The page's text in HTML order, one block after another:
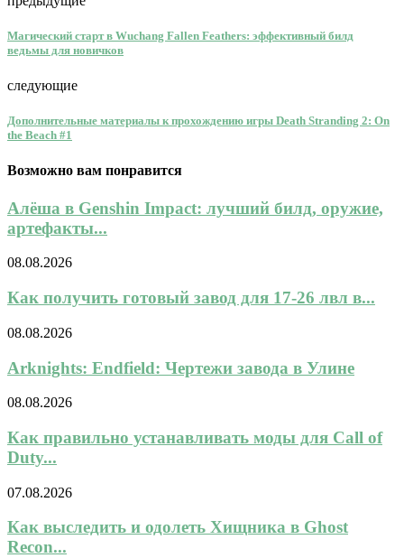
Магический старт в Wuchang Fallen Feathers: эффективный билд
ведьмы для новичков
следующие
Дополнительные материалы к прохождению игры Death Stranding 2: On
the Beach #1
Возможно вам понравится
Алёша в Genshin Impact: лучший билд, оружие,
артефакты...
08.08.2026
Как получить готовый завод для 17-26 лвл в...
08.08.2026
Arknights: Endfield: Чертежи завода в Улине
08.08.2026
Как правильно устанавливать моды для Call of
Duty...
07.08.2026
Как выследить и одолеть Хищника в Ghost
Recon...